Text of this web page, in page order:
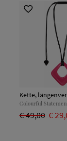
Kette,
Colourful
€ 49,00 €